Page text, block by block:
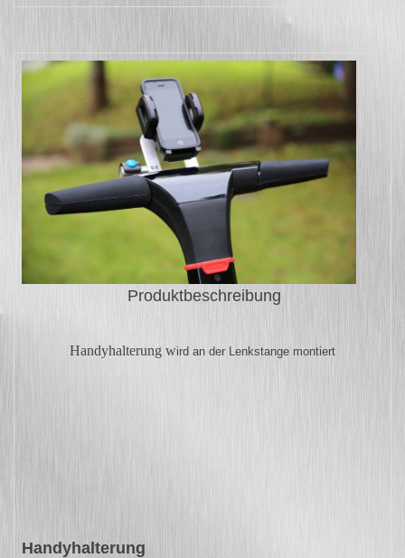
Produktbeschreibung
Handyhalterung wird an der Lenkstange montiert
Handyhalterung